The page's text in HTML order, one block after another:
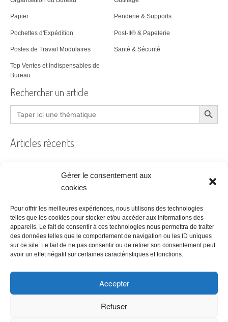
Gérer le consentement aux
cookies
Pour offrir les meilleures expériences, nous utilisons des technologies
telles que les cookies pour stocker et/ou accéder aux informations des
appareils. Le fait de consentir à ces technologies nous permettra de traiter
des données telles que le comportement de navigation ou les ID uniques
sur ce site. Le fait de ne pas consentir ou de retirer son consentement peut
avoir un effet négatif sur certaines caractéristiques et fonctions.
Accepter
Refuser
Papier Penderie & Supports
Pochettes d'Expédition Post-It® & Papeterie
Postes de Travail Modulaires Santé & Sécurité
Top Ventes et Indispensables de
Bureau
Rechercher un article
Search
for:
Search Button
Articles récents
Filtre à air encrassé au bureau : le guide pratique
Acheter ses bureaux, faut-il encore y penser ?
Les étapes à suivre pour la création d’une entreprise
Bien choisir son logiciel de comptabilité